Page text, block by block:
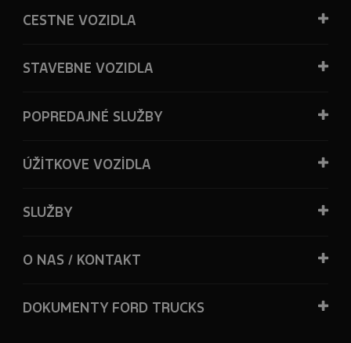
CESTNE VOZIDLA
STAVEBNE VOZIDLA
POPREDAJNÉ SLUŽBY
ÚŽİTKOVE VOZİDLA
SLUŽBY
O NAS / KONTAKT
DOKUMENTY FORD TRUCKS